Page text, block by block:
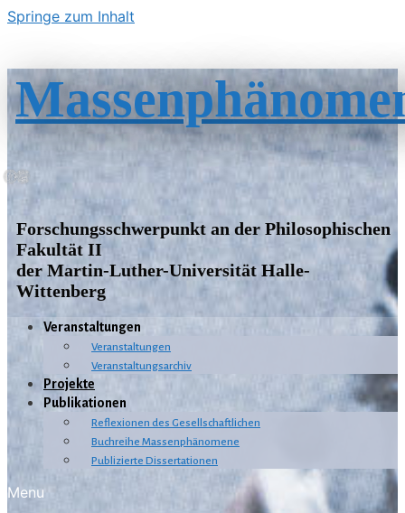
Springe zum Inhalt
Forschungsschwerpunkt an der Philosophischen
Fakultät II
der Martin-Luther-Universität Halle-
Wittenberg
Veranstaltungen
Veranstaltungen
Veranstaltungsarchiv
Projekte
Publikationen
Reflexionen des Gesellschaftlichen
Buchreihe Massenphänomene
Publizierte Dissertationen
Menu